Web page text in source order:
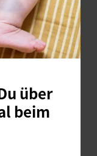
über
beim